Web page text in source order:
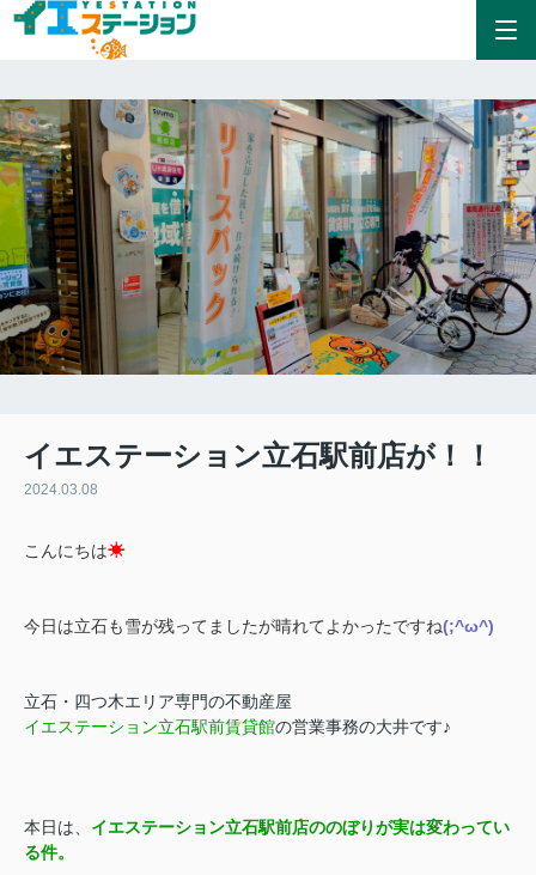
イエステーション立石駅前店が！！
2024.03.08
こんにちは☀
今日は立石も雪が残ってましたが晴れてよかったですね(;^ω^)
立石・四つ木エリア専門の不動産屋
イエステーション立石駅前賃貸館の営業事務の大井です♪
本日は、 イエステーション立石駅前店ののぼりが実は変わってい
る件。